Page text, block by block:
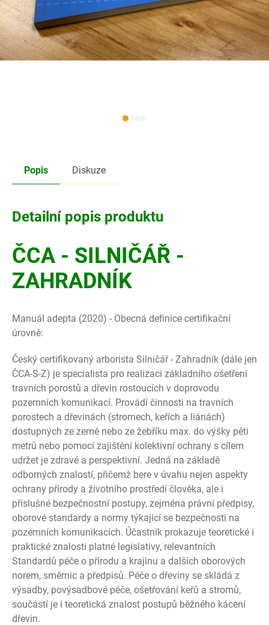
Popis Diskuze
Detailní popis produktu
ČCA - SILNIČÁŘ -
ZAHRADNÍK
Manuál adepta (2020) - Obecná definice certifikační
úrovně:
Český certifikovaný arborista Silničář - Zahradník (dále jen
ČCA-S-Z) je specialista pro realizaci základního ošetření
travních porostů a dřevin rostoucích v doprovodu
pozemních komunikací. Provádí činnosti na travních
porostech a dřevinách (stromech, keřích a liánách)
dostupných ze země nebo ze žebříku max. do výšky pěti
metrů nebo pomocí zajištění kolektivní ochrany s cílem
udržet je zdravé a perspektivní. Jedná na základě
odborných znalostí, přičemž bere v úvahu nejen aspekty
ochrany přírody a životního prostředí člověka, ale i
příslušné bezpečnostní postupy, zejména právní předpisy,
oborové standardy a normy týkající se bezpečnosti na
pozemních komunikacích. Účastník prokazuje teoretické i
praktické znalosti platné legislativy, relevantních
Standardů péče o přírodu a krajinu a dalších oborových
norem, směrnic a předpisů. Péče o dřeviny se skládá z
výsadby, povýsadbové péče, ošetřování keřů a stromů,
součástí je i teoretická znalost postupů běžného kácení
dřevin.